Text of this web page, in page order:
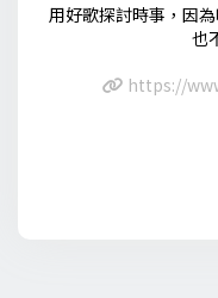
用好歌探討時事，因
也
https://